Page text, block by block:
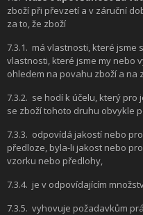
zboží při převzetí a v záruční
za to, že zboží
7.3.1. má vlastnosti, které jsme
vlastnosti, které jsme my nebo
ohledem na povahu zboží a na
7.3.2. se hodí k účelu, který pro
se zboží tohoto druhu obvykle
7.3.3. odpovídá jakostí nebo
předloze, byla-li jakost nebo
vzorku nebo předlohy,
7.3.4. je v odpovídajícím
7.3.5. vyhovuje požadavkům